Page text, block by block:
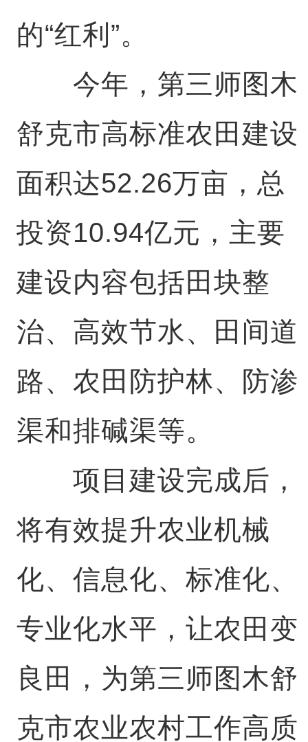
的“红利”。
今年，第三师图木
舒克市高标准农田建设
面积达52.26万亩，总
投资10.94亿元，主要
建设内容包括田块整
治、高效节水、田间道
路、农田防护林、防渗
渠和排碱渠等。
项目建设完成后，
将有效提升农业机械
化、信息化、标准化、
专业化水平，让农田变
良田，为第三师图木舒
克市农业农村工作高质